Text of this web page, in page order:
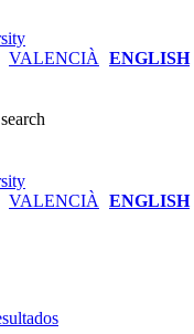
VALENCIÀ ENGLISH
VALENCIÀ ENGLISH